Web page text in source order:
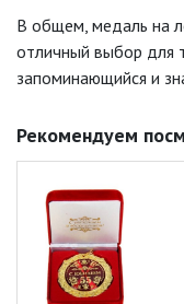
В общем, медаль на
отличный выбор для
запоминающийся и
Рекомендуем